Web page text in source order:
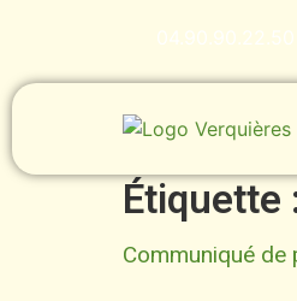
04.90.90.22.50
Étiquette
Communiqué